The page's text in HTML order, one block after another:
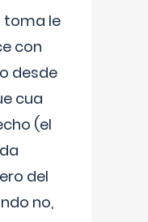
toma le
con
desde
cua
(el
del
no,